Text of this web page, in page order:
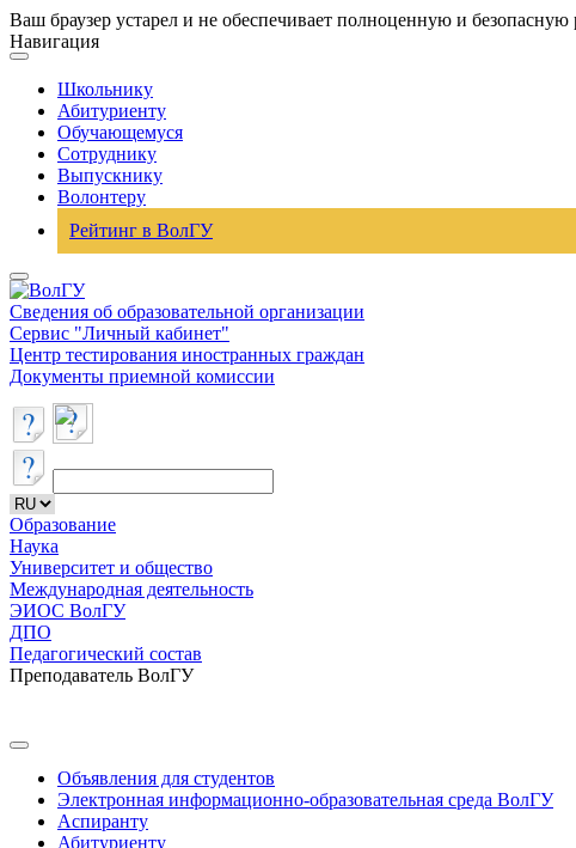
Ваш браузер устарел и не обеспечивает полноценную и
Навигация
Школьнику
Абитуриенту
Обучающемуся
Сотруднику
Выпускнику
Волонтеру
Рейтинг в ВолГУ
Сведения об образовательной организации
Сервис "Личный кабинет"
Центр тестирования иностранных граждан
Документы приемной комиссии
Образование
Наука
Университет и общество
Международная деятельность
ЭИОС ВолГУ
ДПО
Педагогический состав
Преподаватель ВолГУ
Объявления для студентов
Электронная информационно-образовательная среда ВолГУ
Аспиранту
Абитуриенту